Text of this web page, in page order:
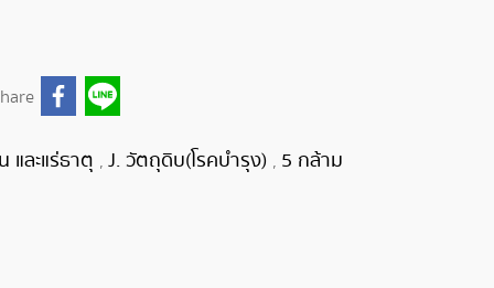
และแร่ธาตุ , J. วัตถุดิบ(โรคบำรุง) , 5 กล้าม